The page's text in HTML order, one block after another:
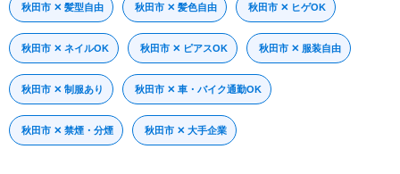
秋田市 ✕ 髪型自由 秋田市 ✕ 髪色自由 秋田市 ✕ ヒゲOK
秋田市 ✕ ネイルOK 秋田市 ✕ ピアスOK 秋田市 ✕ 服装自由
秋田市 ✕ 制服あり 秋田市 ✕ 車・バイク通勤OK
秋田市 ✕ 禁煙・分煙 秋田市 ✕ 大手企業